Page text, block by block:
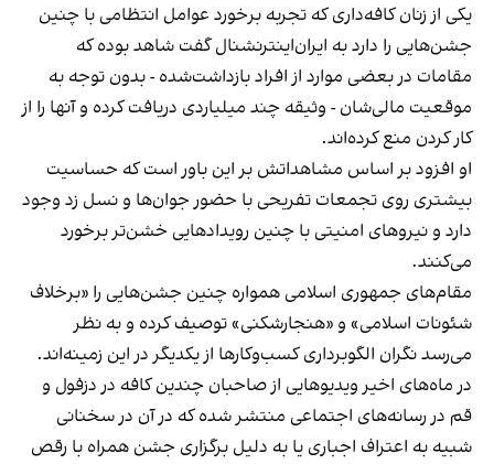
یکی از زنان کافه‌داری که تجربه برخورد عوامل انتظامی با چنین
جشن‌هایی را دارد به ایران‌اینترنشنال گفت شاهد بوده که
مقامات در بعضی موارد از افراد بازداشت‌‌شده - بدون توجه به
موقعیت مالی‌شان - وثیقه چند میلیاردی دریافت کرده و آنها را از
کار کردن منع کرده‌اند.
او افزود بر اساس مشاهداتش بر این باور است که حساسیت
بیشتری روی تجمعات تفریحی با حضور جوان‌ها و نسل زد وجود
دارد و نیروهای امنیتی با چنین رویدادهایی خشن‌تر برخورد
می‌کنند.
مقام‌های جمهوری اسلامی همواره چنین جشن‌هایی را «برخلاف
شئونات اسلامی» و «هنجارشکنی» توصیف کرده و به نظر
می‌رسد نگران الگوبرداری کسب‌وکارها از یکدیگر در این زمینه‌اند.
در ماه‌های اخیر ویدیوهایی از صاحبان چندین کافه در دزفول و
قم در رسانه‌های اجتماعی منتشر شده که در آن در سخنانی
شبیه به اعتراف اجباری یا به دلیل برگزاری جشن همراه با رقص